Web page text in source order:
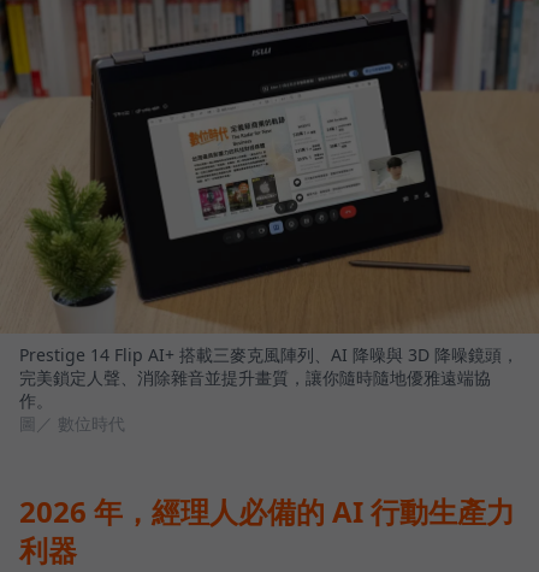
Prestige 14 Flip AI+ 搭載三麥克風陣列、AI 降噪與 3D 降噪鏡頭，
完美鎖定人聲、消除雜音並提升畫質，讓你隨時隨地優雅遠端協
作。
圖／ 數位時代
2026 年，經理人必備的 AI 行動生產力
利器